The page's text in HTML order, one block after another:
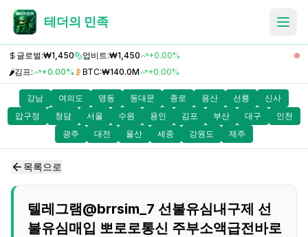
테더의 민족
글로벌:₩1,450 업비트:₩1,450
+0.00%
🌶️김프: +0.00% BTC:₩140.0M +0.00%
강남 여의도 명동 동대문 종로 용산 선릉
신사
압구정
청담 서울 수원 용인 김포 부산 대구
인천
광주
대전 울산 세종 강원도 제주
목록으로
텔레그램@brrsim_7 선불유심내구제 선
불유심매입 뽀로로통신 주부소액급전바로